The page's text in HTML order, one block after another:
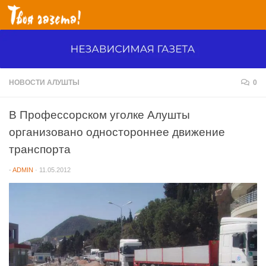
Перейти к содержимому
НОВОСТИ АЛУШТЫ 0
В Профессорском уголке Алушты
организовано одностороннее движение
транспорта
- ADMIN · 11.05.2012